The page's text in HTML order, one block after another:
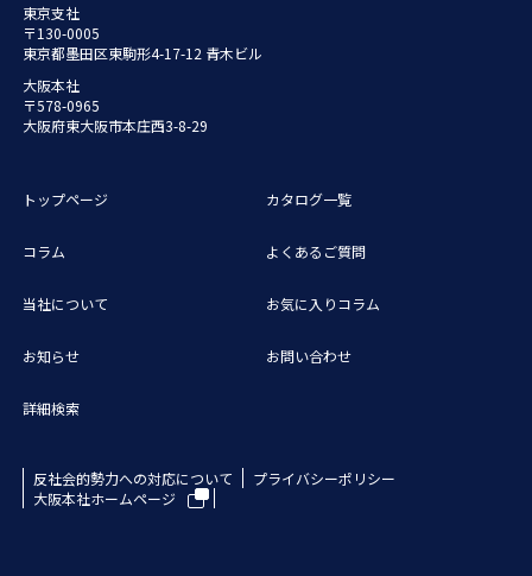
東京支社
〒130-0005
東京都墨田区東駒形4-17-12 青木ビル
大阪本社
〒578-0965
大阪府東大阪市本庄西3-8-29
トップページ
コラム
当社について
お知らせ
詳細検索
カタログ一覧
よくあるご質問
お気に入りコラム
お問い合わせ
反社会的勢力への対応について
プライバシーポリシー
大阪本社ホームページ